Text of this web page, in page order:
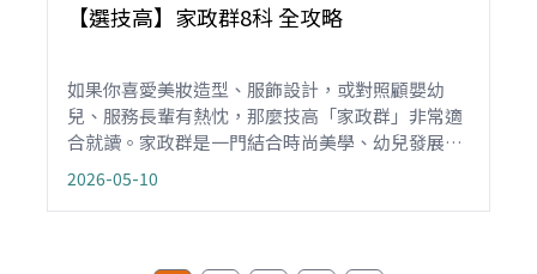
【選技高】家政群8科 全攻略
如果你喜愛美妝造型、服飾設計，或對照顧嬰幼
兒、服務長輩有熱忱，那麼技高「家政群」非常適
合就讀。家政群是一門結合時尚美學、幼兒發展與
高齡照護的生活專業，核心精神是「照顧人」，不
只是學會打理自己與家庭，更能轉化為專業技能，
2026-05-10